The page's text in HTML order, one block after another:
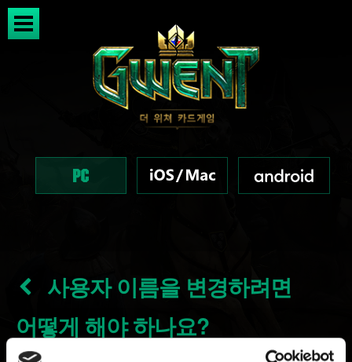
사용자 이름을 변경하려면
어떻게 해야 하나요?